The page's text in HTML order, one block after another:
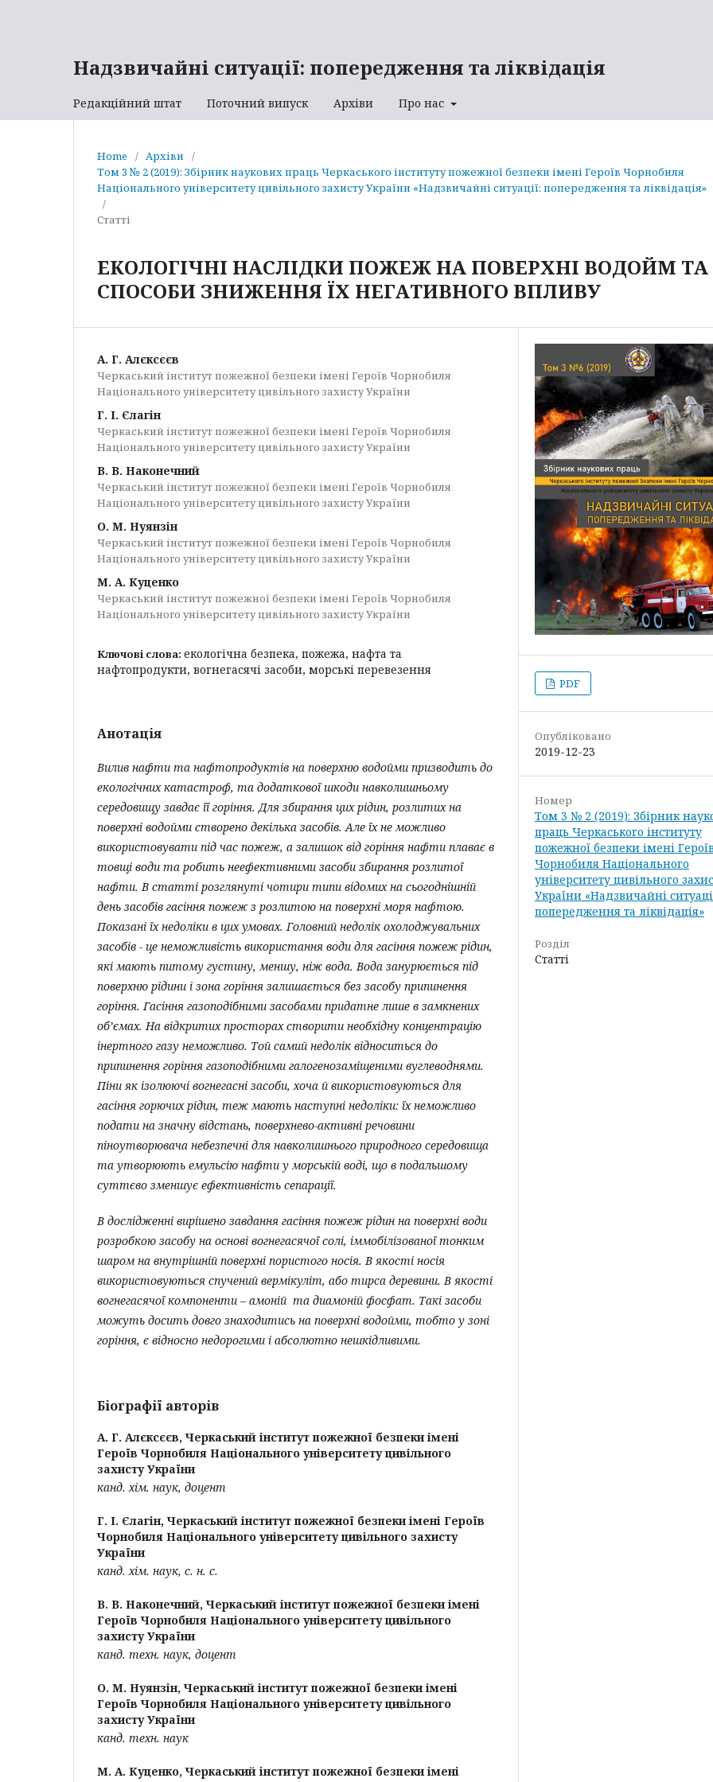
Надзвичайні ситуації: попередження та ліквідація
Редакційний штат Поточний випуск Архіви Про нас
Home / Архіви
/
Том 3 № 2 (2019): Збірник наукових праць Черкаського інституту пожежної безпеки імені Героїв Чорнобиля
Національного університету цивільного захисту України «Надзвичайні ситуації: попередження та ліквідація»
/
Статті
ЕКОЛОГІЧНІ НАСЛІДКИ ПОЖЕЖ НА ПОВЕРХНІ ВОДОЙМ ТА
СПОСОБИ ЗНИЖЕННЯ ЇХ НЕГАТИВНОГО ВПЛИВУ
А. Г. Алєксєєв
Черкаський інститут пожежної безпеки імені Героїв Чорнобиля
Національного університету цивільного захисту України
Г. І. Єлагін
Черкаський інститут пожежної безпеки імені Героїв Чорнобиля
Національного університету цивільного захисту України
В. В. Наконечний
Черкаський інститут пожежної безпеки імені Героїв Чорнобиля
Національного університету цивільного захисту України
О. М. Нуянзін
Черкаський інститут пожежної безпеки імені Героїв Чорнобиля
Національного університету цивільного захисту України
М. А. Куценко
Черкаський інститут пожежної безпеки імені Героїв Чорнобиля
Національного університету цивільного захисту України
Ключові слова: екологічна безпека, пожежа, нафта та
нафтопродукти, вогнегасячі засоби, морські перевезення
Анотація
Вилив нафти та нафтопродуктів на поверхню водойми призводить до
екологічних катастроф, та додаткової шкоди навколишньому
середовищу завдає її горіння. Для збирання цих рідин, розлитих на
поверхні водойми створено декілька засобів. Але їх не можливо
використовувати під час пожеж, а залишок від горіння нафти плаває в
товщі води та робить неефективними засоби збирання розлитої
нафти.В статті розглянуті чотири типи відомих на сьогоднішній
день засобів гасіння пожеж з розлитою на поверхні моря нафтою.
Показані їх недоліки в цих умовах. Головний недолік охолоджувальних
засобів - це неможливість використання води для гасіння пожеж рідин,
які мають питому густину, меншу, ніж вода. Вода занурюється під
поверхню рідини і зона горіння залишається без засобу припинення
горіння. Гасіння газоподібними засобами придатне лише в замкнених
об’ємах. На відкритих просторах створити необхідну концентрацію
інертного газу неможливо. Той самий недолік відноситься до
припинення горіння газоподібними галогенозаміщеними вуглеводнями.
Піни як ізолюючі вогнегасні засоби, хоча й використовуються для
гасіння горючих рідин, теж мають наступні недоліки: їх неможливо
подати на значну відстань, поверхнево-активні речовини
піноутворювача небезпечні для навколишнього природного середовища
та утворюють емульсію нафти у морській воді, що в подальшому
суттєво зменшує ефективність сепарації.
В дослідженні вирішено завдання гасіння пожеж рідин на поверхні води
розробкою засобу на основі вогнегасячої солі, іммобілізованої тонким
шаром на внутрішній поверхні пористого носія. В якості носія
використовуються спучений вермікуліт, або тирса деревини. В якості
вогнегасячої компоненти – амоній та диамоній фосфат. Такі засоби
можуть досить довго знаходитись на поверхні водойми, тобто у зоні
горіння, є відносно недорогими і абсолютно нешкідливими.
Біографії авторів
А. Г. Алєксєєв,Черкаський інститут пожежної безпеки імені
Героїв Чорнобиля Національного університету цивільного
захисту України
канд. хім. наук, доцент
Г. І. Єлагін,Черкаський інститут пожежної безпеки імені Героїв
Чорнобиля Національного університету цивільного захисту
України
канд. хім. наук, с. н. с.
В. В. Наконечний,Черкаський інститут пожежної безпеки імені
Героїв Чорнобиля Національного університету цивільного
захисту України
канд. техн. наук, доцент
О. М. Нуянзін,Черкаський інститут пожежної безпеки імені
Героїв Чорнобиля Національного університету цивільного
захисту України
канд. техн. наук
М. А. Куценко,Черкаський інститут пожежної безпеки імені
PDF
Опубліковано
2019-12-23
Номер
Том 3 № 2 (2019): Збірник
праць Черкаського інституту
пожежної безпеки імені Героїв
Чорнобиля Національного
університету цивільного
України «Надзвичайні
попередження та ліквідація»
Розділ
Статті